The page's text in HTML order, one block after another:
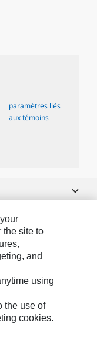
paramètres liés
aux témoins
the site to
and
using
the use of
cookies.